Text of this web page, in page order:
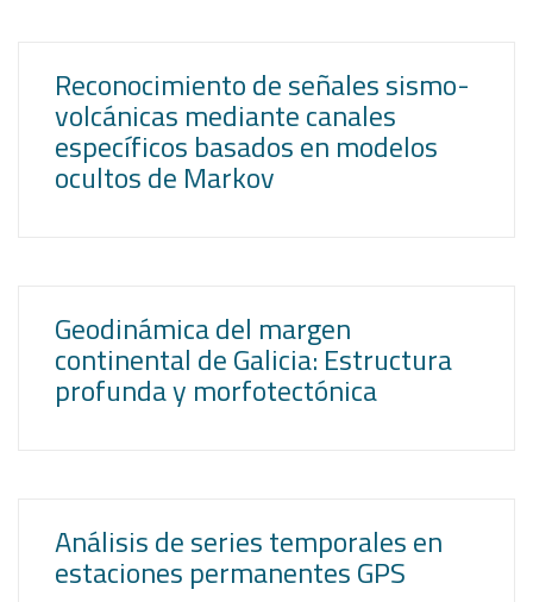
Reconocimiento de señales sismo-
volcánicas mediante canales
específicos basados en modelos
ocultos de Markov
Geodinámica del margen
continental de Galicia: Estructura
profunda y morfotectónica
Análisis de series temporales en
estaciones permanentes GPS